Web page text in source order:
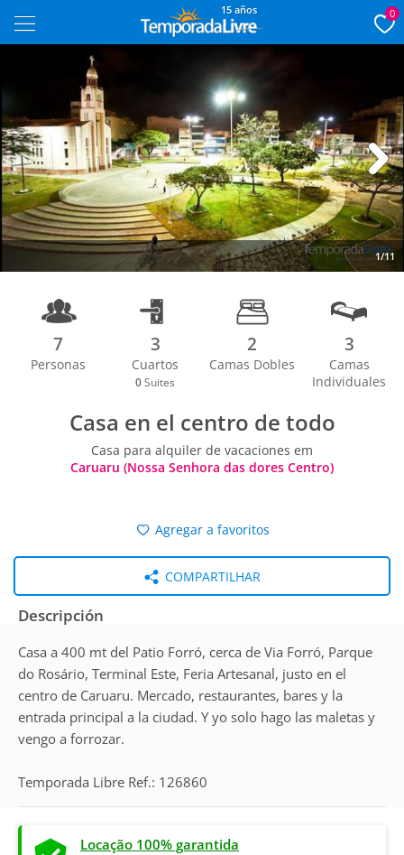
15 años 0
1/11
Next
7
Personas
3
Cuartos
0 Suites
2
Camas Dobles
3
Camas
Individuales
Casa en el centro de todo
Casa para alquiler de vacaciones em
Caruaru (Nossa Senhora das dores Centro)
Agregar a favoritos
COMPARTILHAR
Descripción
Casa a 400 mt del Patio Forró, cerca de Via Forró, Parque
do Rosário, Terminal Este, Feria Artesanal, justo en el
centro de Caruaru. Mercado, restaurantes, bares y la
entrada principal a la ciudad. Y yo solo hago las maletas y
vengo a forrozar.
Temporada Libre Ref.: 126860
Locação 100% garantida